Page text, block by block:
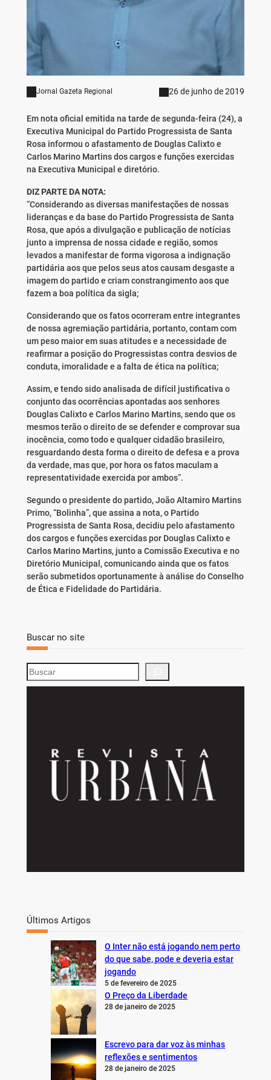
Jornal Gazeta Regional 26 de junho de 2019
Em nota oficial emitida na tarde de segunda-feira (24), a
Executiva Municipal do Partido Progressista de Santa
Rosa informou o afastamento de Douglas Calixto e
Carlos Marino Martins dos cargos e funções exercidas
na Executiva Municipal e diretório.
DIZ PARTE DA NOTA:
“Considerando as diversas manifestações de nossas
lideranças e da base do Partido Progressista de Santa
Rosa, que após a divulgação e publicação de notícias
junto a imprensa de nossa cidade e região, somos
levados a manifestar de forma vigorosa a indignação
partidária aos que pelos seus atos causam desgaste a
imagem do partido e criam constrangimento aos que
fazem a boa política da sigla;
Considerando que os fatos ocorreram entre integrantes
de nossa agremiação partidária, portanto, contam com
um peso maior em suas atitudes e a necessidade de
reafirmar a posição do Progressistas contra desvios de
conduta, imoralidade e a falta de ética na política;
Assim, e tendo sido analisada de difícil justificativa o
conjunto das ocorrências apontadas aos senhores
Douglas Calixto e Carlos Marino Martins, sendo que os
mesmos terão o direito de se defender e comprovar sua
inocência, como todo e qualquer cidadão brasileiro,
resguardando desta forma o direito de defesa e a prova
da verdade, mas que, por hora os fatos maculam a
representatividade exercida por ambos”.
Segundo o presidente do partido, João Altamiro Martins
Primo, “Bolinha”, que assina a nota, o Partido
Progressista de Santa Rosa, decidiu pelo afastamento
dos cargos e funções exercidas por Douglas Calixto e
Carlos Marino Martins, junto a Comissão Executiva e no
Diretório Municipal, comunicando ainda que os fatos
serão submetidos oportunamente à análise do Conselho
de Ética e Fidelidade do Partidária.
Buscar no site
S
e
Últimos Artigos
O Inter não está jogando nem perto
do que sabe, pode e deveria estar
jogando
5 de fevereiro de 2025
O Preço da Liberdade
28 de janeiro de 2025
Escrevo para dar voz às minhas
reflexões e sentimentos
28 de janeiro de 2025